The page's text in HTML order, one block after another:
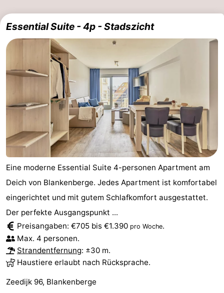
Essential Suite - 4p - Stadszicht
Eine moderne Essential Suite 4-personen Apartment am
Deich von Blankenberge. Jedes Apartment ist komfortabel
eingerichtet und mit gutem Schlafkomfort ausgestattet.
Der perfekte Ausgangspunkt ...
Preisangaben: €705 bis €1.390 pro Woche.
Max. 4 personen.
Strandentfernung: ±30 m.
Haustiere erlaubt nach Rücksprache.
Zeedijk 96, Blankenberge